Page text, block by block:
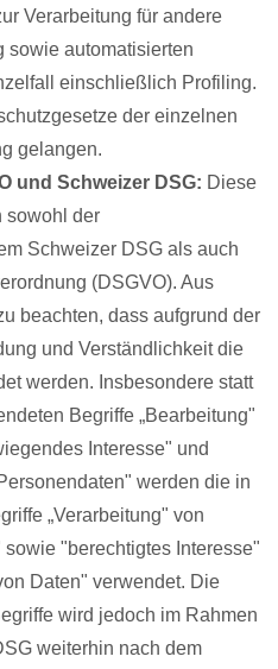
Verarbeitung für andere
sowie automatisierten
einschließlich Profiling.
der einzelnen
gelangen.
und Schweizer DSG: Diese
sowohl der
Schweizer DSG als auch
(DSGVO). Aus
beachten, dass aufgrund der
und Verständlichkeit die
werden. Insbesondere statt
Begriffe „Bearbeitung"
Interesse" und
werden die in
„Verarbeitung" von
"berechtigtes Interesse"
Daten" verwendet. Die
wird jedoch im Rahmen
weiterhin nach dem